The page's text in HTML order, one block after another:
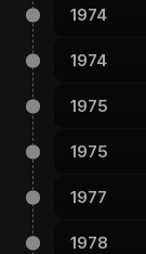
1974
1974
1975
1975
1977
1978